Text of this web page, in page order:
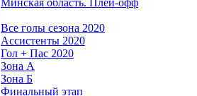
Минская область. Плей-офф
Все голы сезона 2020
Ассистенты 2020
Гол + Пас 2020
Зона А
Зона Б
Финальный этап